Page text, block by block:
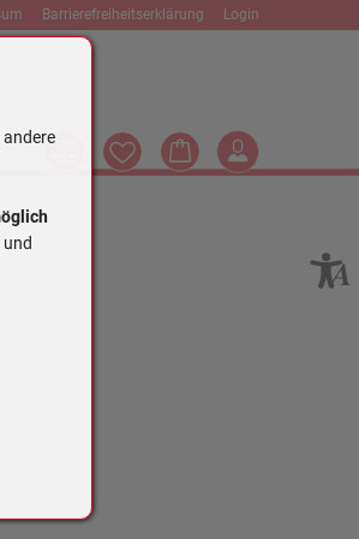
Barrierefreiheitserklärung Login
VergleichWunschlisteWarenkorbLogin